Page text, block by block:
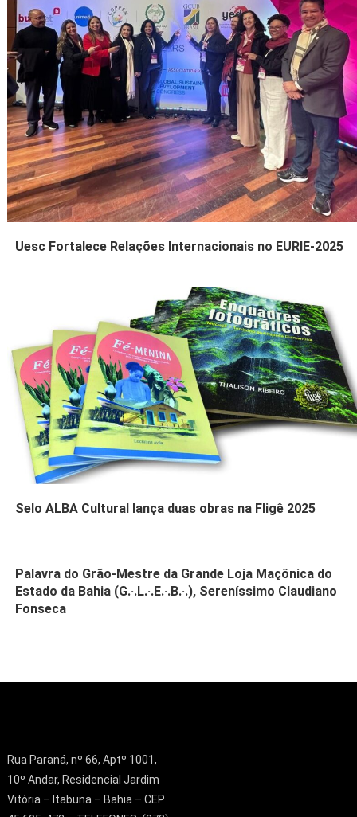
Uesc Fortalece Relações Internacionais no EURIE-2025
Selo ALBA Cultural lança duas obras na Fligê 2025
Palavra do Grão-Mestre da Grande Loja Maçônica do
Estado da Bahia (G.·.L.·.E.·.B.·.), Sereníssimo Claudiano
Fonseca
Rua Paraná, nº 66, Aptº 1001,
10º Andar, Residencial Jardim
Vitória – Itabuna – Bahia – CEP